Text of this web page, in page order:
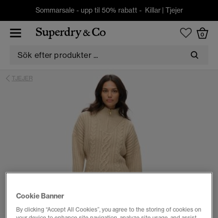
Sommarsale - upp til 50% rabatt - Killar| Tjejer
0
TJEJER
Cookie Banner
By clicking “Accept All Cookies”, you agree to the storing of cookies on